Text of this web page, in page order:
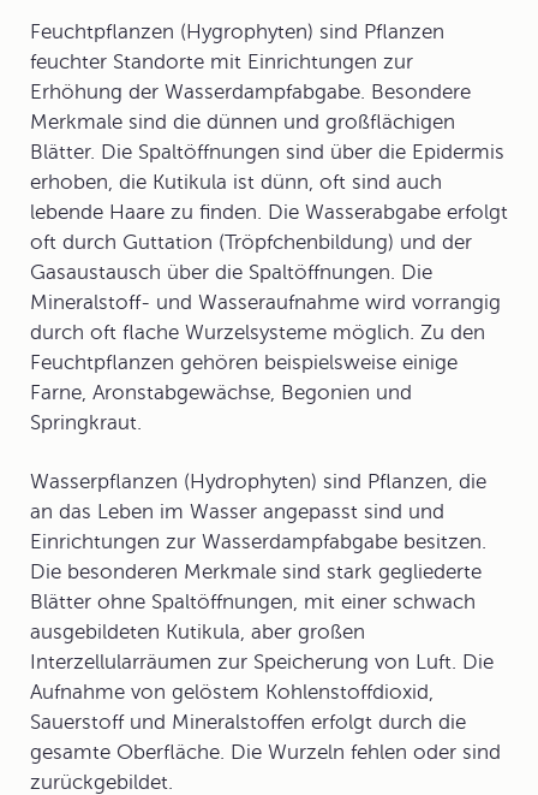
Feuchtpflanzen (Hygrophyten) sind Pflanzen
feuchter Standorte mit Einrichtungen zur
Erhöhung der Wasserdampfabgabe. Besondere
Merkmale sind die dünnen und großflächigen
Blätter. Die Spaltöffnungen sind über die Epidermis
erhoben, die Kutikula ist dünn, oft sind auch
lebende Haare zu finden. Die Wasserabgabe erfolgt
oft durch Guttation (Tröpfchenbildung) und der
Gasaustausch über die Spaltöffnungen. Die
Mineralstoff- und Wasseraufnahme wird vorrangig
durch oft flache Wurzelsysteme möglich. Zu den
Feuchtpflanzen gehören beispielsweise einige
Farne, Aronstabgewächse, Begonien und
Springkraut.
Wasserpflanzen (Hydrophyten) sind Pflanzen, die
an das Leben im Wasser angepasst sind und
Einrichtungen zur Wasserdampfabgabe besitzen.
Die besonderen Merkmale sind stark gegliederte
Blätter ohne Spaltöffnungen, mit einer schwach
ausgebildeten Kutikula, aber großen
Interzellularräumen zur Speicherung von Luft. Die
Aufnahme von gelöstem Kohlenstoffdioxid,
Sauerstoff und Mineralstoffen erfolgt durch die
gesamte Oberfläche. Die Wurzeln fehlen oder sind
zurückgebildet.